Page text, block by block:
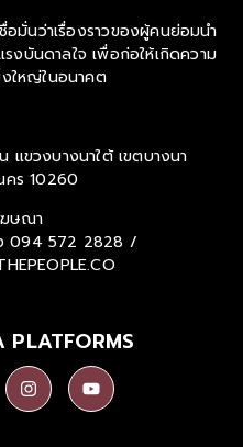
อมั่นว่าเรื่องราวของผู้คนย่อมนำ
งบันดาลใจ เพื่อก่อให้เกิดความ
ขวงบางนาใต้ เขตบางนา
คร 10260
ษณา
094 572 2828 /